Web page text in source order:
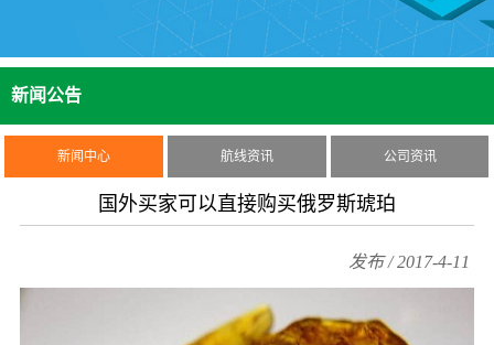
新闻公告
新闻中心 航线资讯 公司资讯
国外买家可以直接购买俄罗斯琥珀
发布 / 2017-4-11